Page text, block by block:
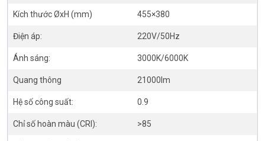
Kích thước ØxH (mm) 455×380
Điện áp: 220V/50Hz
Ánh sáng: 3000K/6000K
Quang thông 21000lm
Hệ số công suất: 0.9
Chỉ số hoàn màu (CRI): >85